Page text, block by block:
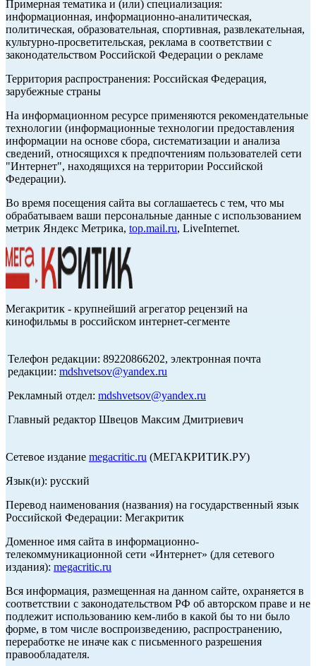
Примерная тематика и (или) специализация:
информационная, информационно-аналитическая,
политическая, образовательная, спортивная, развлекательная,
культурно-просветительская, реклама в соответствии с
законодательством Российской Федерации о рекламе
Территория распространения: Российская Федерация,
зарубежные страны
На информационном ресурсе применяются рекомендательные
технологии (информационные технологии предоставления
информации на основе сбора, систематизации и анализа
сведений, относящихся к предпочтениям пользователей сети
"Интернет", находящихся на территории Российской
Федерации).
Во время посещения сайта вы соглашаетесь с тем, что мы
обрабатываем ваши персональные данные с использованием
метрик Яндекс Метрика, top.mail.ru, LiveInternet.
Мегакритик - крупнейший агрегатор рецензий на
кинофильмы в российском интернет-сегменте
Телефон редакции: 89220866202, электронная почта
редакции: mdshvetsov@yandex.ru
Рекламный отдел: mdshvetsov@yandex.ru
Главный редактор Швецов Максим Дмитриевич
Сетевое издание megacritic.ru (МЕГАКРИТИК.РУ)
Язык(и): русский
Перевод наименования (названия) на государственный язык
Российской Федерации: Мегакритик
Доменное имя сайта в информационно-
телекоммуникационной сети «Интернет» (для сетевого
издания): megacritic.ru
Вся информация, размещенная на данном сайте, охраняется в
соответствии с законодательством РФ об авторском праве и не
подлежит использованию кем-либо в какой бы то ни было
форме, в том числе воспроизведению, распространению,
переработке не иначе как с письменного разрешения
правообладателя.